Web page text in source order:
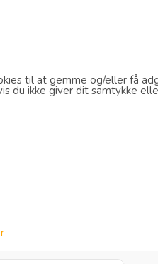
til at gemme og/eller få
ikke giver dit samtykke